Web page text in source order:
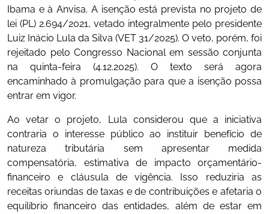
Ibama e à Anvisa. A isenção está prevista no projeto de
lei (PL) 2.694/2021, vetado integralmente pelo presidente
Luiz Inácio Lula da Silva (VET 31/2025). O veto, porém, foi
rejeitado pelo Congresso Nacional em sessão conjunta
na quinta-feira (4.12.2025). O texto será agora
encaminhado à promulgação para que a isenção possa
entrar em vigor.
Ao vetar o projeto, Lula considerou que a iniciativa
contraria o interesse público ao instituir benefício de
natureza tributária sem apresentar medida
compensatória, estimativa de impacto orçamentário-
financeiro e cláusula de vigência. Isso reduziria as
receitas oriundas de taxas e de contribuições e afetaria o
equilíbrio financeiro das entidades, além de estar em